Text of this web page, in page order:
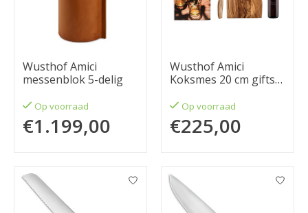
Wusthof Amici
messenblok 5-delig
Op voorraad
€1.199,00
Wusthof Amici
Koksmes 20 cm giftset
olijfolie
Op voorraad
€225,00